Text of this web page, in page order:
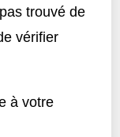
trouvé de
vérifier
à votre